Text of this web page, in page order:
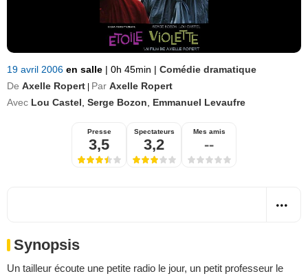
19 avril 2006 en salle | 0h 45min | Comédie dramatique
De Axelle Ropert Par Axelle Ropert
Avec Lou Castel Serge Bozon Emmanuel Levaufre
Presse
3,5
Spectateurs
3,2
Mes amis
--
Synopsis
Un tailleur écoute une petite radio le jour, un petit professeur le